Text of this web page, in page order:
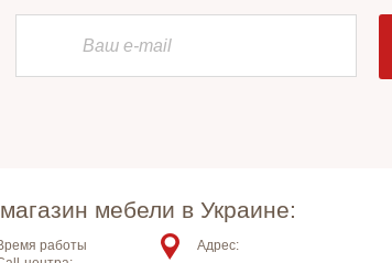
мебели в Украине:
работы
Адрес: